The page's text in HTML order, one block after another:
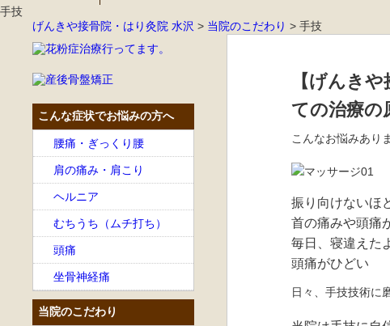
手技
げんきや接骨院・はり灸院 水沢 > 当院のこだわり > 手技
【げんき
ての治療の
こんなお悩みあり
振り向けないほ
首の痛みや頭痛
毎日、寝違えた
頭痛がひどい
日々、手技技術に
こんな症状でお悩みの方へ
腰痛・ぎっくり腰
肩の痛み・肩こり
ヘルニア
むちうち（ムチ打ち）
頭痛
坐骨神経痛
当院のこだわり